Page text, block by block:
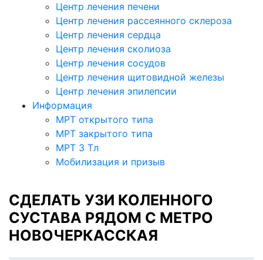
Центр лечения печени
Центр лечения рассеянного склероза
Центр лечения сердца
Центр лечения сколиоза
Центр лечения сосудов
Центр лечения щитовидной железы
Центр лечения эпилепсии
Информация
МРТ открытого типа
МРТ закрытого типа
МРТ 3 Тл
Мобилизация и призыв
СДЕЛАТЬ УЗИ КОЛЕННОГО
СУСТАВА РЯДОМ С МЕТРО
НОВОЧЕРКАССКАЯ